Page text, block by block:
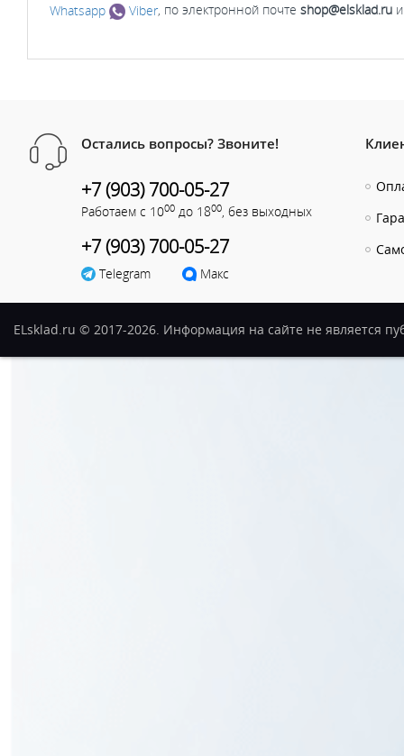
Whatsapp
Viber, по электронной почте shop@elsklad.ru
Остались вопросы? Звоните!
+7 (903) 700-05-27
Работаем с 1000 до 1800, без выходных
+7 (903) 700-05-27
Telegram Макс
ELsklad.ru © 2017-2026. Информация на сайте не является